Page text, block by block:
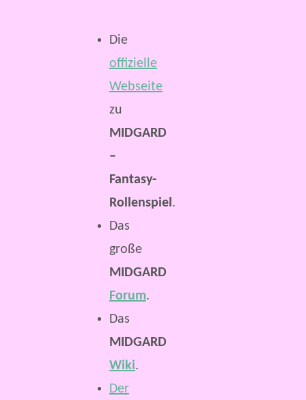
Die
offizielle
Webseite
zu
MIDGARD
–
Fantasy-
Rollenspiel .
Das
große
MIDGARD
Forum.
Das
MIDGARD
Wiki.
Der